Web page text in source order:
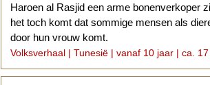
Haroen al Rasjid een arme bonenverkoper
het toch komt dat sommige mensen als
door hun vrouw komt.
Volksverhaal | Tunesië | vanaf 10 jaar | ca. 17